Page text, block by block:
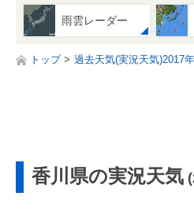
雨雲レーダー
トップ 過去天気(実況天気)2017
香川県の実況天気